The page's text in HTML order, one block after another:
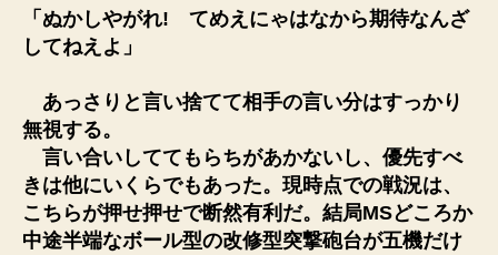
「ぬかしやがれ! てめえにゃはなから期待なんざ
してねえよ」
あっさりと言い捨てて相手の言い分はすっかり
無視する。
言い合いしててもらちがあかないし、優先すべ
きは他にいくらでもあった。現時点での戦況は、
こちらが押せ押せで断然有利だ。結局MSどころか
中途半端なボール型の改修型突撃砲台が五機だけ